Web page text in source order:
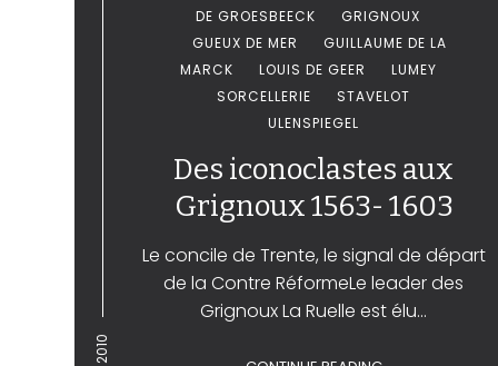
DE GROESBEECK
GRIGNOUX
GUEUX DE MER
GUILLAUME DE LA
MARCK
LOUIS DE GEER
LUMEY
SORCELLERIE
STAVELOT
ULENSPIEGEL
Des iconoclastes aux
Grignoux 1563- 1603
Le concile de Trente, le signal de départ
de la Contre RéformeLe leader des
Grignoux La Ruelle est élu...